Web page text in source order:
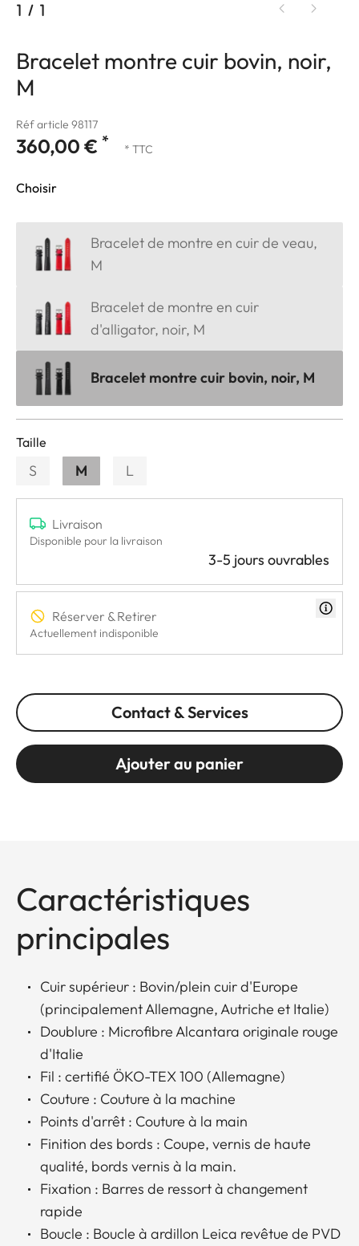
1 / 1
Bracelet montre cuir bovin, noir,
M
Réf article 98117
360,00 € * * TTC
Choisir
Bracelet de montre en cuir de veau,
M
Bracelet de montre en cuir
d'alligator, noir, M
Bracelet montre cuir bovin, noir, M
Taille
S M L
Livraison
Disponible pour la livraison
3-5 jours ouvrables
Réserver & Retirer
Actuellement indisponible
Contact & Services
Ajouter au panier
Caractéristiques
principales
Cuir supérieur : Bovin/plein cuir d'Europe
(principalement Allemagne, Autriche et Italie)
Doublure : Microfibre Alcantara originale rouge
d'Italie
Fil : certifié ÖKO-TEX 100 (Allemagne)
Couture : Couture à la machine
Points d'arrêt : Couture à la main
Finition des bords : Coupe, vernis de haute
qualité, bords vernis à la main.
Fixation : Barres de ressort à changement
rapide
Boucle : Boucle à ardillon Leica revêtue de PVD